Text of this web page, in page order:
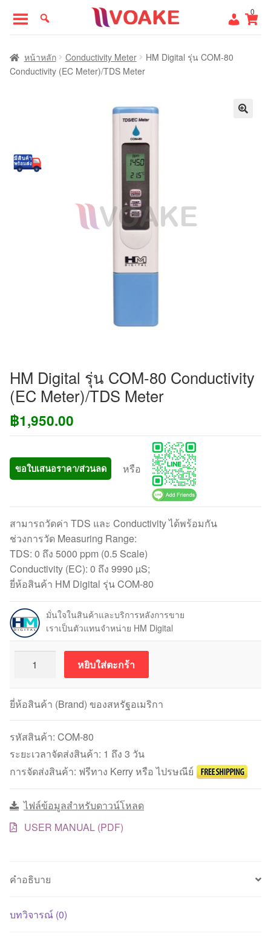
to
navigation
to
content
0
หน้าแรก
หน้าหลัก Conductivity Meter
HM Digital รุ่น COM-80
Conductivity (EC Meter)/TDS Meter
HM Digital รุ่น COM-80 Conductivity
(EC Meter)/TDS Meter
฿1,950.00
ขอใบเสนอราคา/ส่วนลด หรือ
สามารถวัดค่า TDS และ Conductivity ได้พร้อมกัน
ช่วงการวัด Measuring Range:
TDS: 0 ถึง 5000 ppm (0.5 Scale)
Conductivity (EC): 0 ถึง 9990 µS;
ยี่ห้อสินค้า HM Digital รุ่น COM-80
มั่นใจในสินค้าและบริการหลังการขาย
เราเป็นตัวแทนจำหน่าย HM Digital
Digital
รุ่น
COM-
80
Conductivity
(EC
Meter)/TDS
ชิ้น
หยิบใส่ตะกร้า
ยี่ห้อสินค้า (Brand) ของสหรัฐอเมริกา
รหัสสินค้า: COM-80
ระยะเวลาจัดส่งสินค้า: 1 ถึง 3 วัน
การจัดส่งสินค้า: ฟรีทาง Kerry หรือ ไปรษณีย์
ไฟล์ข้อมูลสำหรับดาวน์โหลด
USER MANUAL (PDF)
คำอธิบาย
บทวิจารณ์ (0)